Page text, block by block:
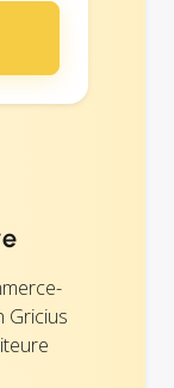
Gricius